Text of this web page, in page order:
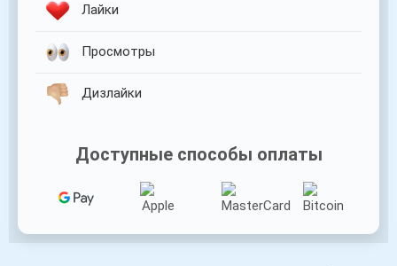
Лайки
Просмотры
Дизлайки
Доступные способы оплаты